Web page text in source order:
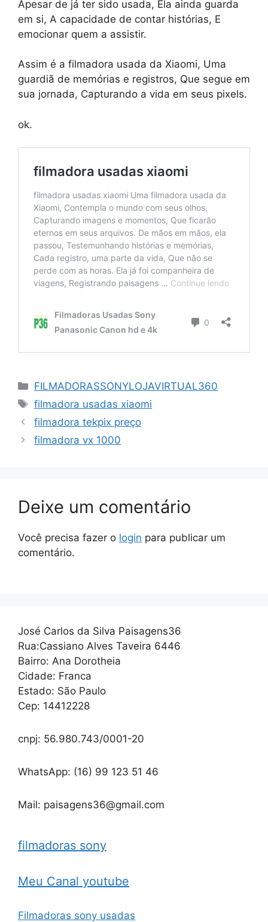
Apesar de já ter sido usada, Ela ainda guarda
em si, A capacidade de contar histórias, E
emocionar quem a assistir.
Assim é a filmadora usada da Xiaomi, Uma
guardiã de memórias e registros, Que segue em
sua jornada, Capturando a vida em seus pixels.
ok.
Categorias
FILMADORASSONYLOJAVIRTUAL360
Tags
filmadora usadas xiaomi
filmadora tekpix preço
filmadora vx 1000
Deixe um comentário
Você precisa fazer o login para publicar um
comentário.
José Carlos da Silva Paisagens36
Rua:Cassiano Alves Taveira 6446
Bairro: Ana Dorotheia
Cidade: Franca
Estado: São Paulo
Cep: 14412228
cnpj: 56.980.743/0001-20
WhatsApp: (16) 99 123 51 46
Mail: paisagens36@gmail.com
filmadoras sony
Meu Canal youtube
Filmadoras sony usadas